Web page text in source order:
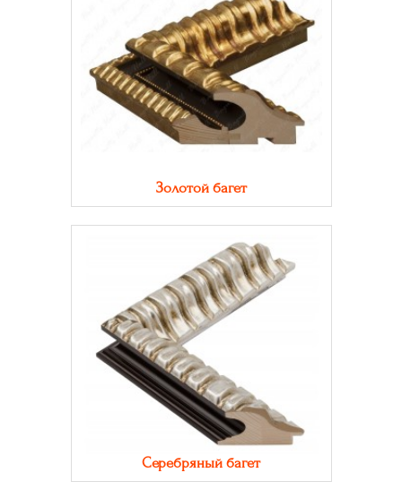
Золотой багет
Серебряный багет